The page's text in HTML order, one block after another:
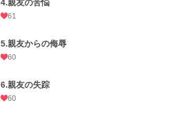
4.親友の苦悩
61
5.親友からの侮辱
60
6.親友の失踪
60